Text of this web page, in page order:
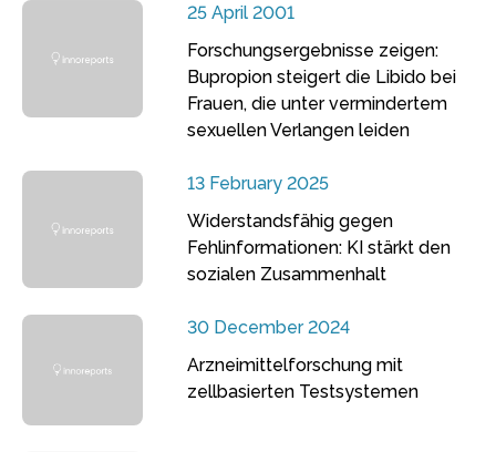
25 April 2001
Forschungsergebnisse zeigen:
Bupropion steigert die Libido bei
Frauen, die unter vermindertem
sexuellen Verlangen leiden
13 February 2025
Widerstandsfähig gegen
Fehlinformationen: KI stärkt den
sozialen Zusammenhalt
30 December 2024
Arzneimittelforschung mit
zellbasierten Testsystemen